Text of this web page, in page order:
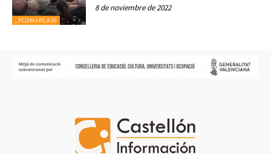
_PCOMARCAS6
8 de noviembre de 2022